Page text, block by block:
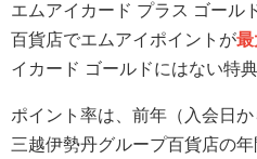
エムアイカード プラス ゴール
百貨店でエムアイポイントが最
イカード ゴールドにはない特典
ポイント率は、前年（入会日
三越伊勢丹グループ百貨店の